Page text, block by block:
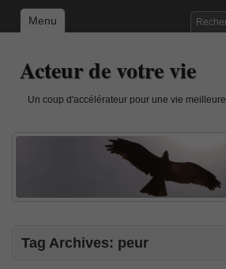
Menu
Acteur de votre vie
Un coup d'accélérateur pour une vie meilleure
Tag Archives: peur